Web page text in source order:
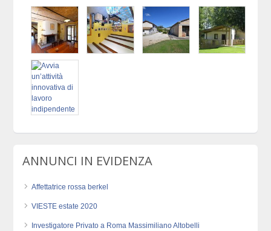
ANNUNCI IN EVIDENZA
Affettatrice rossa berkel
VIESTE estate 2020
Investigatore Privato a Roma Massimiliano Altobelli